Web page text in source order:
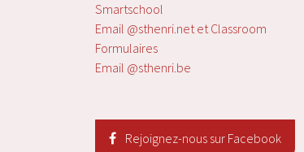
Smartschool
Email @sthenri.net et Classroom
Formulaires
Email @sthenri.be
Rejoignez-nous sur Facebook